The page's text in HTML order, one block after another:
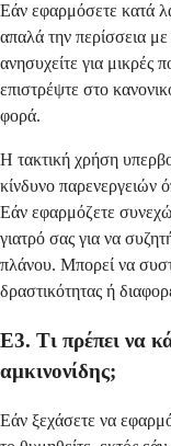
Εάν εφαρμόσετε κατά
απαλά την περίσσεια
ανησυχείτε για μικρές
επιστρέψτε στο
φορά.
Η τακτική χρήση
κίνδυνο παρενεργειών
Εάν εφαρμόζετε
γιατρό σας για να
πλάνου. Μπορεί να
δραστικότητας ή
Ε3. Τι πρέπει να
αμκινονίδης;
Εάν ξεχάσετε να